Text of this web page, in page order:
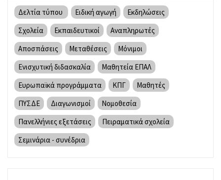
Δελτία τύπου Ειδική αγωγή
Εκδηλώσεις
Σχολεία
Εκπαιδευτικοί
Αναπληρωτές
Αποσπάσεις
Μεταθέσεις
Μόνιμοι
Ενισχυτική διδασκαλία
Μαθητεία ΕΠΑΛ
Ευρωπαϊκά προγράμματα
ΚΠΓ
Μαθητές
ΠΥΣΔΕ
Διαγωνισμοί
Νομοθεσία
Πανελλήνιες εξετάσεις
Πειραματικά σχολεία
Σεμινάρια - συνέδρια